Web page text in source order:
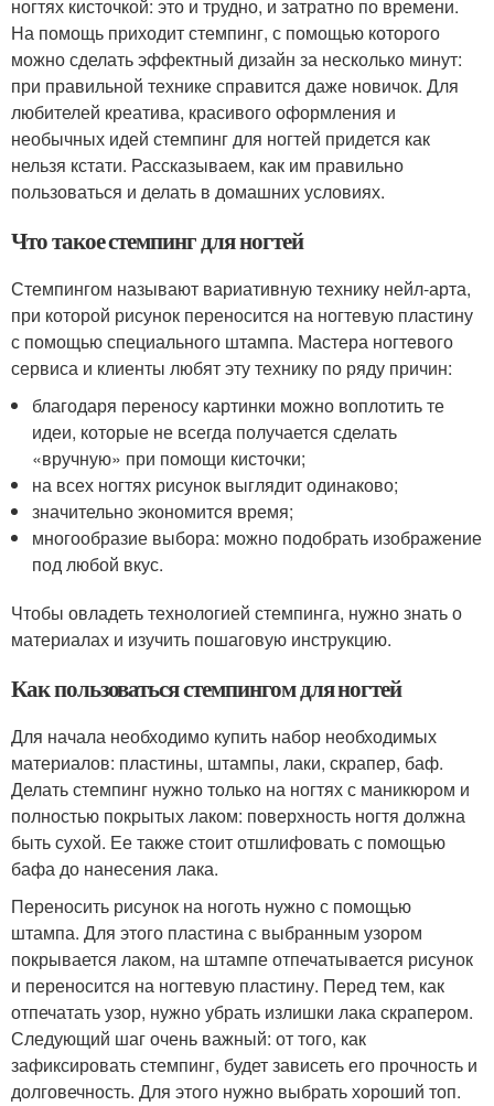
ногтях кисточкой: это и трудно, и затратно по времени.
На помощь приходит стемпинг, с помощью которого
можно сделать эффектный дизайн за несколько минут:
при правильной технике справится даже новичок. Для
любителей креатива, красивого оформления и
необычных идей стемпинг для ногтей придется как
нельзя кстати. Рассказываем, как им правильно
пользоваться и делать в домашних условиях.
Что такое стемпинг для ногтей
Стемпингом называют вариативную технику нейл-арта,
при которой рисунок переносится на ногтевую пластину
с помощью специального штампа. Мастера ногтевого
сервиса и клиенты любят эту технику по ряду причин:
благодаря переносу картинки можно воплотить те
идеи, которые не всегда получается сделать
«вручную» при помощи кисточки;
на всех ногтях рисунок выглядит одинаково;
значительно экономится время;
многообразие выбора: можно подобрать изображение
под любой вкус.
Чтобы овладеть технологией стемпинга, нужно знать о
материалах и изучить пошаговую инструкцию.
Как пользоваться стемпингом для ногтей
Для начала необходимо купить набор необходимых
материалов: пластины, штампы, лаки, скрапер, баф.
Делать стемпинг нужно только на ногтях с маникюром и
полностью покрытых лаком: поверхность ногтя должна
быть сухой. Ее также стоит отшлифовать с помощью
бафа до нанесения лака.
Переносить рисунок на ноготь нужно с помощью
штампа. Для этого пластина с выбранным узором
покрывается лаком, на штампе отпечатывается рисунок
и переносится на ногтевую пластину. Перед тем, как
отпечатать узор, нужно убрать излишки лака скрапером.
Следующий шаг очень важный: от того, как
зафиксировать стемпинг, будет зависеть его прочность и
долговечность. Для этого нужно выбрать хороший топ.